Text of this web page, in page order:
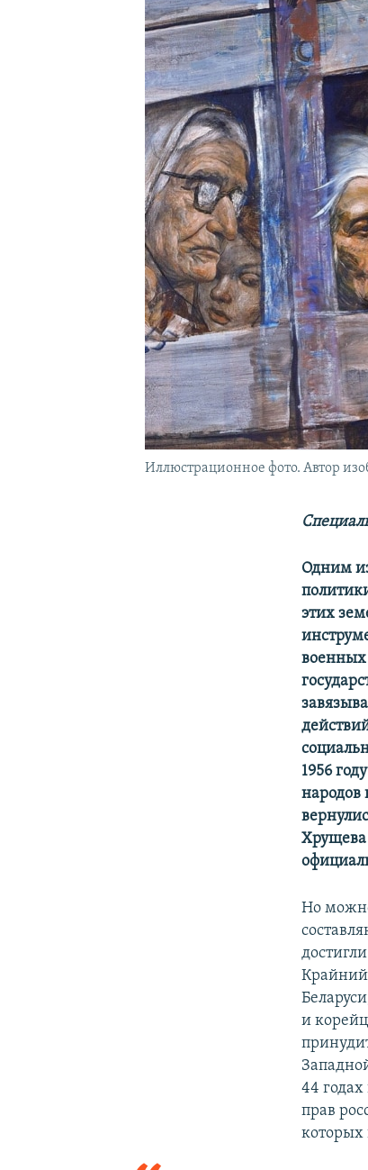
КРЫМ.НЕПОКОРЕННЫЙ
УКРАИНСКАЯ ПРОБЛЕМА КРЫМА
Иллюстрационное фото. Автор
Одним
этих
военных
1956
народов
Хрущева
Но
и
44
прав